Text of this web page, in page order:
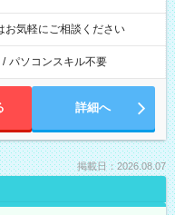
気軽にご相談ください
/ パソコンスキル不要
詳細へ
掲載日：2026.08.07